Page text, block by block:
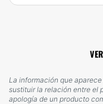
La información que
sustituir la relación entre el
apología de un producto